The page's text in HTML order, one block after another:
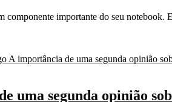
componente importante do seu notebook.
uma segunda opinião